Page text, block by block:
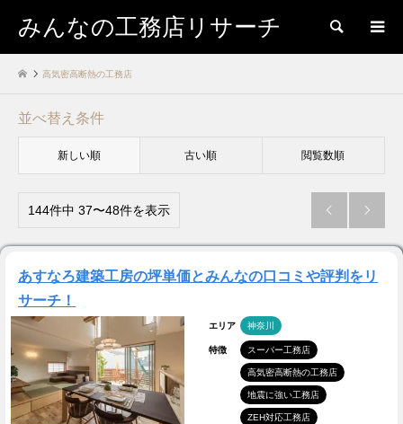
みんなの工務店リサーチ 検索
高気密高断熱の工務店
並べ替え条件
新しい順 古い順 閲覧数順
144件中 37〜48件を表示  
あすなろ建築工房の坪単価とみんなの口コミや評判をリ
サーチ！
エリア 神奈川
特徴 スーパー工務店
高気密高断熱の工務店
地震に強い工務店
ZEH対応工務店